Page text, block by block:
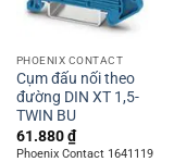
PHOENIX CONTACT
Cụm đấu nối theo
đường DIN XT 1,5-
TWIN BU
61.880₫
Phoenix Contact 1641119